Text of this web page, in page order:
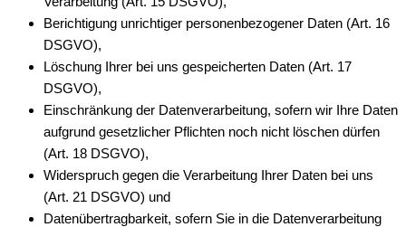
Berichtigung unrichtiger personenbezogener Daten (Art. 16
DSGVO),
Löschung Ihrer bei uns gespeicherten Daten (Art. 17
DSGVO),
Einschränkung der Datenverarbeitung, sofern wir Ihre Daten
aufgrund gesetzlicher Pflichten noch nicht löschen dürfen
(Art. 18 DSGVO),
Widerspruch gegen die Verarbeitung Ihrer Daten bei uns
(Art. 21 DSGVO) und
Datenübertragbarkeit, sofern Sie in die Datenverarbeitung